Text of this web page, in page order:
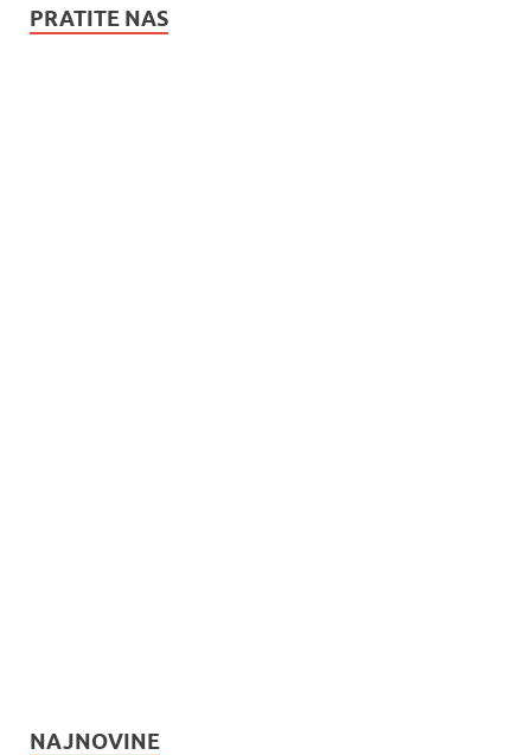
PRATITE NAS
NAJNOVINE